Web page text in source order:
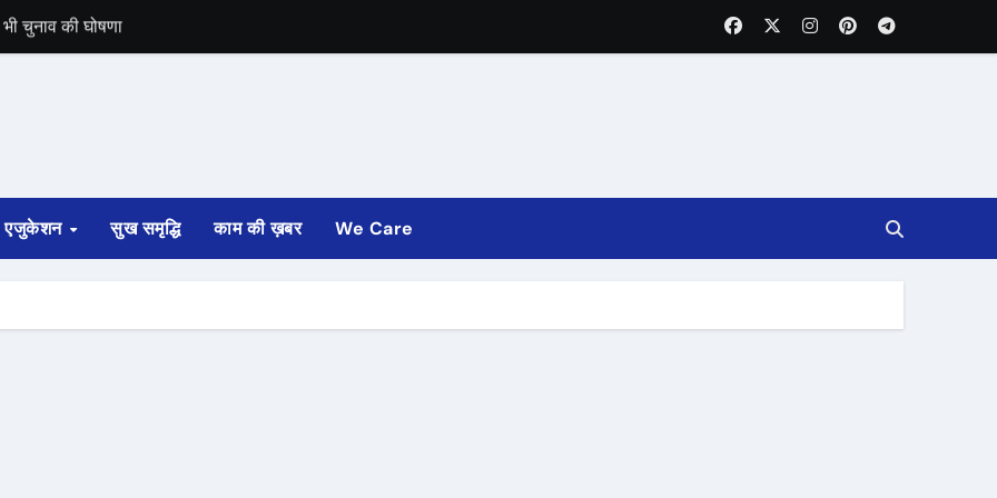
चुनाव की घोषणा
साफ
तक होगी
एजुकेशन सुख समृद्धि काम की ख़बर We Care